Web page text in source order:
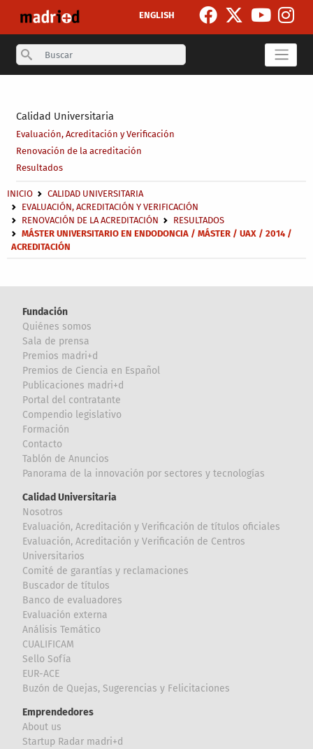
ENGLISH
Search
Calidad Universitaria
Evaluación, Acreditación y Verificación
Renovación de la acreditación
Resultados
Sobrescribir enlaces de ayuda a la navegación
INICIO
CALIDAD UNIVERSITARIA
EVALUACIÓN, ACREDITACIÓN Y VERIFICACIÓN
RENOVACIÓN DE LA ACREDITACIÓN
RESULTADOS
MÁSTER UNIVERSITARIO EN ENDODONCIA / MÁSTER / UAX / 2014 /
ACREDITACIÓN
Fundación
Quiénes somos
Sala de prensa
Premios madri+d
Premios de Ciencia en Español
Publicaciones madri+d
Portal del contratante
Compendio legislativo
Formación
Contacto
Tablón de Anuncios
Panorama de la innovación por sectores y tecnologías
Calidad Universitaria
Nosotros
Evaluación, Acreditación y Verificación de títulos oficiales
Evaluación, Acreditación y Verificación de Centros
Universitarios
Comité de garantías y reclamaciones
Buscador de títulos
Banco de evaluadores
Evaluación externa
Análisis Temático
CUALIFICAM
Sello Sofía
EUR-ACE
Buzón de Quejas, Sugerencias y Felicitaciones
Emprendedores
About us
Startup Radar madri+d